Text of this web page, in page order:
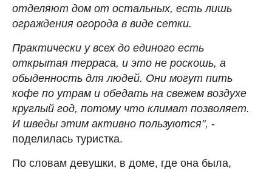
отделяют дом от остальных, есть лишь
ограждения огорода в виде сетки.
Практически у всех до единого есть
открытая терраса, и это не роскошь, а
обыденность для людей. Они могут пить
кофе по утрам и обедать на свежем воздухе
круглый год, потому что климат позволяет.
И шведы этим активно пользуются", -
поделилась туристка.
По словам девушки, в доме, где она была,